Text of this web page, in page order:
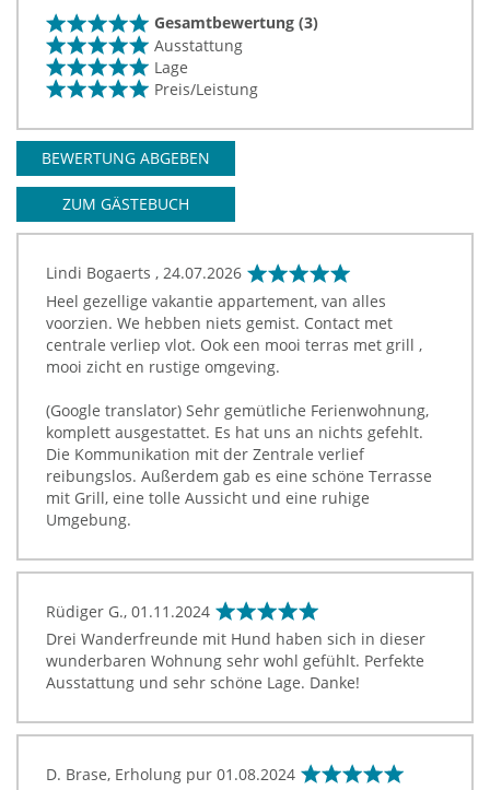
Gesamtbewertung (3)
Ausstattung
Lage
Preis/Leistung
BEWERTUNG ABGEBEN
ZUM GÄSTEBUCH
Lindi Bogaerts , 24.07.2026
Heel gezellige vakantie appartement, van alles
voorzien. We hebben niets gemist. Contact met
centrale verliep vlot. Ook een mooi terras met grill ,
mooi zicht en rustige omgeving.
(Google translator) Sehr gemütliche Ferienwohnung,
komplett ausgestattet. Es hat uns an nichts gefehlt.
Die Kommunikation mit der Zentrale verlief
reibungslos. Außerdem gab es eine schöne Terrasse
mit Grill, eine tolle Aussicht und eine ruhige
Umgebung.
Rüdiger G., 01.11.2024
Drei Wanderfreunde mit Hund haben sich in dieser
wunderbaren Wohnung sehr wohl gefühlt. Perfekte
Ausstattung und sehr schöne Lage. Danke!
D. Brase, Erholung pur 01.08.2024